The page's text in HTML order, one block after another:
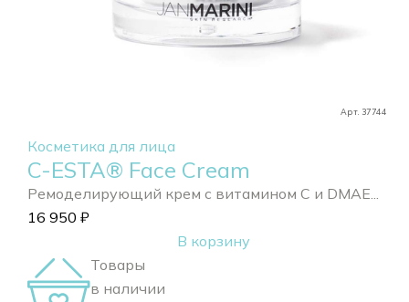
Арт. 37744
Косметика для лица
C-ESTA® Face Cream
Ремоделирующий крем с витамином С и DMAE...
16 950 ₽
В корзину
Товары
в наличии